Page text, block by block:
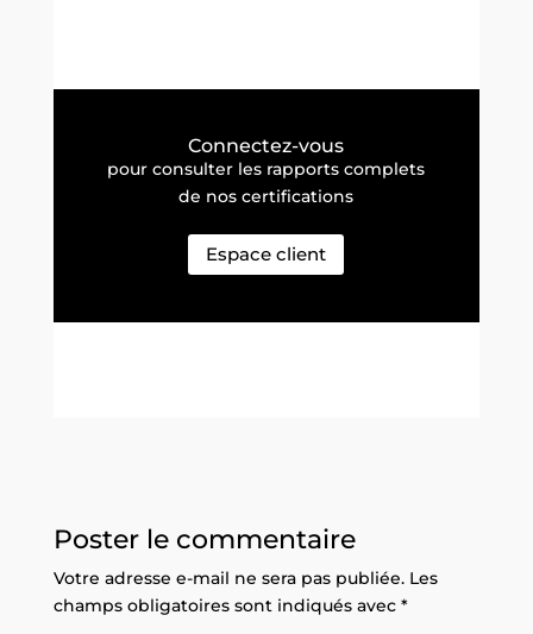
Connectez-vous
pour consulter les rapports complets
de nos certifications
Espace client
Poster le commentaire
Votre adresse e-mail ne sera pas publiée. Les
champs obligatoires sont indiqués avec *